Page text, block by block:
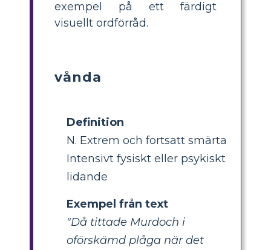
exempel på ett färdigt
visuellt ordförråd.
vånda
Definition
N. Extrem och fortsatt smärta
Intensivt fysiskt eller psykiskt
lidande
Exempel från text
"Då tittade Murdoch i
oförskämd plåga när det